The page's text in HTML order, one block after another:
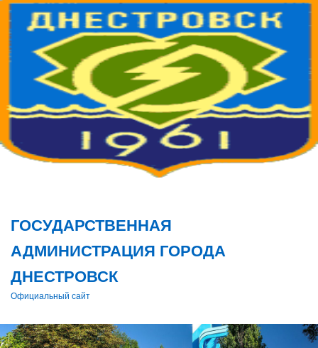
ГОСУДАРСТВЕННАЯ
АДМИНИСТРАЦИЯ ГОРОДА
ДНЕСТРОВСК
Официальный сайт